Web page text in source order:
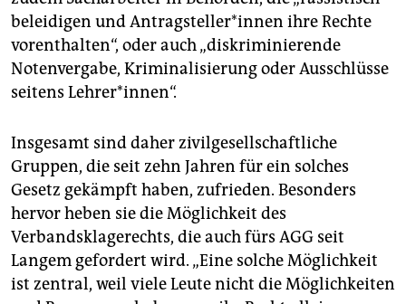
beleidigen und Antragsteller*innen ihre Rechte
vorenthalten“, oder auch „diskriminierende
Notenvergabe, Kriminalisierung oder Ausschlüsse
seitens Lehrer*innen“.
Insgesamt sind daher zivilgesellschaftliche
Gruppen, die seit zehn Jahren für ein solches
Gesetz gekämpft haben, zufrieden. Besonders
hervor heben sie die Möglichkeit des
Verbandsklagerechts, die auch fürs AGG seit
Langem gefordert wird. „Eine solche Möglichkeit
ist zentral, weil viele Leute nicht die Möglichkeiten